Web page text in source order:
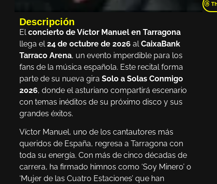
Descripción
El concierto de Víctor Manuel en Tarragona
llega el 24 de octubre de 2026 al CaixaBank
Tarraco Arena, un evento imperdible para los
fans de la música española. Este recital forma
parte de su nueva gira Solo a Solas Conmigo
2026, donde el asturiano compartirá escenario
con temas inéditos de su próximo disco y sus
grandes éxitos.
Víctor Manuel, uno de los cantautores más
queridos de España, regresa a Tarragona con
toda su energía. Con más de cinco décadas de
carrera, ha firmado himnos como ‘Soy Minero’ o
‘Mujer de las Cuatro Estaciones’ que han